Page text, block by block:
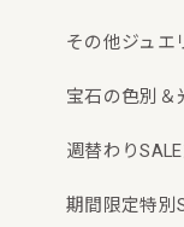
その他ジュエ
宝石の色別＆
週替わり
期間限定特別